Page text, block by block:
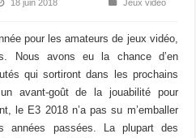
18 juin 2018
Jeux vidéo
pour les amateurs de jeux vidéo,
Nous avons eu la chance d’en
qui sortiront dans les prochains
avant-goût de la jouabilité pour
le E3 2018 n’a pas su m’emballer
années passées. La plupart des